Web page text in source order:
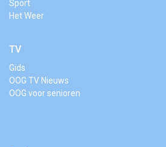
Sport
Het Weer
TV
Gids
OOG TV Nieuws
OOG voor senioren